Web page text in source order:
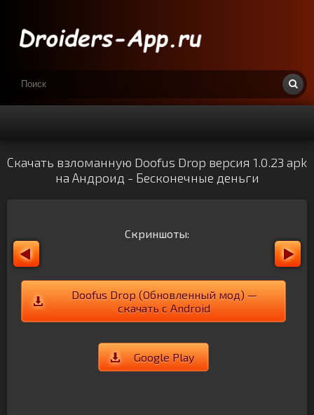
Скачать взломанную Doofus Drop версия 1.0.23 apk
на Андроид - Бесконечные деньги
Скриншоты:
Doofus Drop (Обновленный мод) —
скачать с Android
Google Play